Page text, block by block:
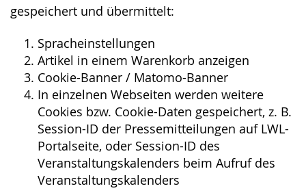
gespeichert und übermittelt:
Spracheinstellungen
Artikel in einem Warenkorb anzeigen
Cookie-Banner / Matomo-Banner
In einzelnen Webseiten werden weitere
Cookies bzw. Cookie-Daten gespeichert, z. B.
Session-ID der Pressemitteilungen auf LWL-
Portalseite, oder Session-ID des
Veranstaltungskalenders beim Aufruf des
Veranstaltungskalenders